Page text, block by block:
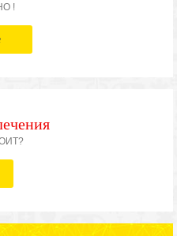
!